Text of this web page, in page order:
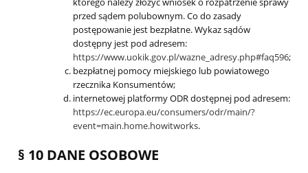
przed sądem polubownym. Co do zasady
postępowanie jest bezpłatne. Wykaz sądów
dostępny jest pod adresem:
https://www.uokik.gov.pl/wazne_adresy.php#faq596;
bezpłatnej pomocy miejskiego lub powiatowego
rzecznika Konsumentów;
internetowej platformy ODR dostępnej pod adresem:
https://ec.europa.eu/consumers/odr/main/?
event=main.home.howitworks.
§ 10 DANE OSOBOWE